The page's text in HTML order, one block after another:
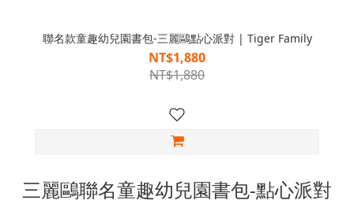
聯名款童趣幼兒園書包-三麗鷗點心派對 | Tiger Family
NT$1,880
NT$1,880
三麗鷗聯名童趣幼兒園書包-點心派對